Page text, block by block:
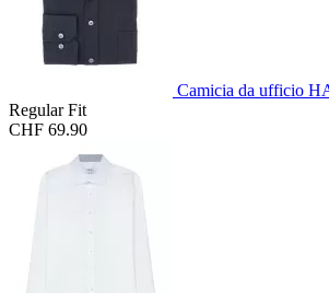
Camicia da ufficio
Regular Fit
CHF 69.90